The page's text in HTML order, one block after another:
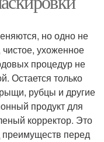
но одно не
ухоженное
процедур не
Остается только
рубцы и другие
продукт для
корректор. Это
преимуществ перед